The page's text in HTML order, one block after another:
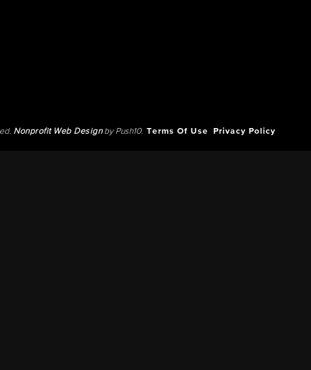
Nonprofit Web Designby Push10. Terms Of Use Privacy Policy